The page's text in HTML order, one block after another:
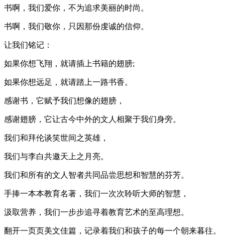
书啊，我们爱你，不为追求美丽的时尚。
书啊，我们敬你，只因那份虔诚的信仰。
让我们铭记：
如果你想飞翔，就请插上书籍的翅膀;
如果你想远足，就请踏上一路书香。
感谢书，它赋予我们想像的翅膀，
感谢翅膀，它让古今中外的文人相聚于我们身旁。
我们和拜伦谈笑世间之英雄，
我们与李白共邀天上之月亮。
我们和所有的文人智者共同品尝思想和智慧的芬芳。
手捧一本本教育名著，我们一次次聆听大师的智慧，
汲取营养，我们一步步追寻着教育艺术的至高理想。
翻开一页页美文佳篇，记录着我们和孩子的每一个朝来暮往。